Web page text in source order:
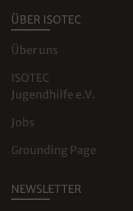
ÜBER ISOTEC
Über uns
ISOTEC
Jugendhilfe e.V.
Jobs
Grounding Page
NEWSLETTER